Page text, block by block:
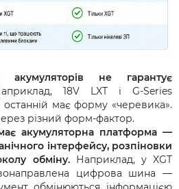
акумуляторів не гарантує
18V LXT і G-Series
має форму «черевика».
різний форм-фактор.
акумуляторна платформа —
інтерфейсу, розпіновки
обміну.Наприклад, у XGT
цифрова шина —